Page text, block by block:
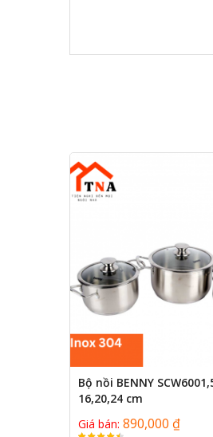
Bộ nồi BENNY
16,20,24 cm
Giá bán: 890,000 ₫